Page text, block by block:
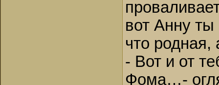
вот Анну
что
- Вот и от
Фома…-